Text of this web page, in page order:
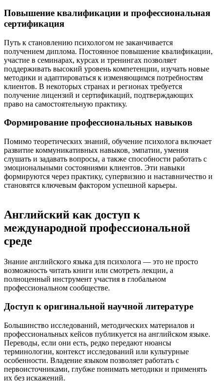
Повышение квалификации и профессиональная
сертификация
Путь к становлению психологом не заканчивается
получением диплома. Постоянное повышение квалификации,
участие в семинарах, курсах и тренингах позволяет
поддерживать высокий уровень компетенции, изучать новые
методики и адаптироваться к изменяющимся потребностям
клиентов. В некоторых странах и регионах требуется
получение лицензий и сертификаций, подтверждающих
право на самостоятельную практику.
Формирование профессиональных навыков
Помимо теоретических знаний, обучение психолога включает
развитие коммуникативных навыков, эмпатии, умения
слушать и задавать вопросы, а также способности работать с
эмоциональными состояниями клиентов. Эти навыки
формируются через практику, супервизию и наставничество и
становятся ключевым фактором успешной карьеры.
Английский как доступ к
международной профессиональной
среде
Знание английского языка для психолога — это не просто
возможность читать книги или смотреть лекции, а
полноценный инструмент участия в глобальном
профессиональном сообществе.
Доступ к оригинальной научной литературе
Большинство исследований, методических материалов и
профессиональных кейсов публикуется на английском языке.
Переводы, если они есть, редко передают нюансы
терминологии, контекст исследований или культурные
особенности. Владение языком позволяет работать с
первоисточниками, глубже понимать методики и применять
их без искажений.